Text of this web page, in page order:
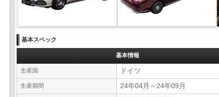
基本スペック
基本情報
生産国 ドイツ
生産期間 24年04月～24年09月